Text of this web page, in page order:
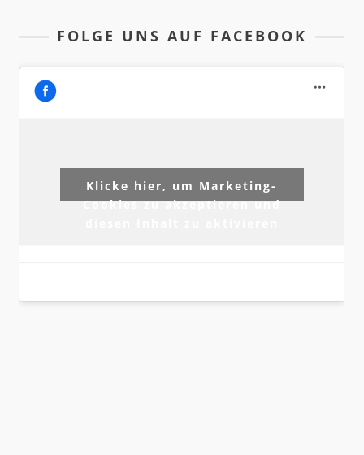
FOLGE UNS AUF FACEBOOK
Klicke hier, um Marketing-
Cookies zu akzeptieren und